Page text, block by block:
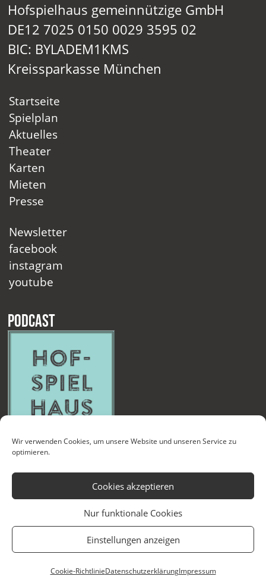
Wir verwenden Cookies, um unsere Website und unseren Service zu
optimieren.
Cookies akzeptieren
Nur funktionale Cookies
Einstellungen anzeigen
Cookie-RichtlinieDatenschutzerklärungImpressum
Hofspielhaus gemeinnützige GmbH
DE12 7025 0150 0029 3595 02
BIC: BYLADEM1KMS
Kreissparkasse München
Startseite
Spielplan
Aktuelles
Theater
Karten
Mieten
Presse
Newsletter
facebook
instagram
youtube
Podcast
Kontakt Newsletter Datenschutzerklärung Impressum
Cookie-Richtlinie (EU) Technische Betreuung